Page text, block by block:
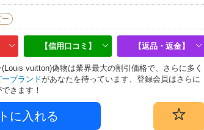
ー
【信用口コミ】 【返品・返金】
vuitton)偽物は業界最大の割引価格で、さらに多く
ブランドがあなたを待っています、登録会員はさらに
きます！